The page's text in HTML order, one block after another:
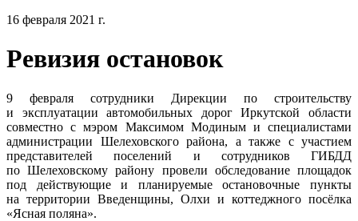
16 февраля 2021 г.
Ревизия остановок
9 февраля сотрудники Дирекции по строительству
и эксплуатации автомобильных дорог Иркутской области
совместно с мэром Максимом Модиным и специалистами
администрации Шелеховского района, а также с участием
представителей поселений и сотрудников ГИБДД
по Шелеховскому району провели обследование площадок
под действующие и планируемые остановочные пункты
на территории Введенщины, Олхи и коттеджного посёлка
«Ясная поляна».